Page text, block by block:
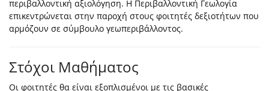
περιβαλλοντική αξιολόγηση. Η Περιβαλλοντική Γεωλογία
επικεντρώνεται στην παροχή στους φοιτητές δεξιοτήτων που
αρμόζουν σε σύμβουλο γεωπεριβάλλοντος.
Στόχοι Μαθήματος
Οι φοιτητές θα είναι εξοπλισμένοι με τις βασικές